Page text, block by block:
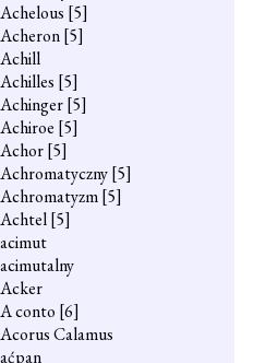
Achelous [5]
Acheron[5]
Achill
Achilles [5]
Achinger[5]
Achiroe [5]
Achor[5]
Achromatyczny[5]
Achromatyzm[5]
Achtel[5]
acimut
acimutalny
Acker
A conto [6]
Acorus Calamus
aćpan